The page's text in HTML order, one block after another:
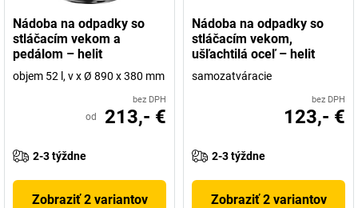
Nádoba na odpadky so
stláčacím vekom a
pedálom – helit
objem 52 l, v x Ø 890 x 380 mm
bez DPH
od 213,- €
2-3 týždne
Zobraziť 2 variantov
Nádoba na odpadky so
stláčacím vekom,
ušľachtilá oceľ – helit
samozatváracie
bez DPH
123,- €
2-3 týždne
Zobraziť 2 variantov